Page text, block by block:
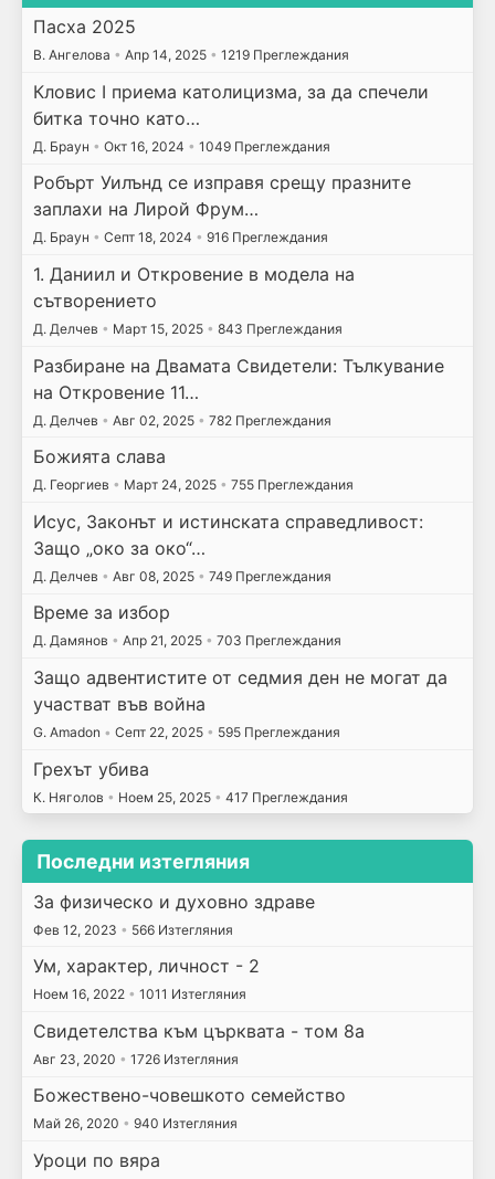
Пасха 2025
В. Ангелова • Апр 14, 2025 • 1219 Преглеждания
Кловис I приема католицизма, за да спечели
битка точно като…
Д. Браун • Окт 16, 2024 • 1049 Преглеждания
Робърт Уилънд се изправя срещу празните
заплахи на Лирой Фрум…
Д. Браун • Септ 18, 2024 • 916 Преглеждания
1. Даниил и Откровение в модела на
сътворението
Д. Делчев • Март 15, 2025 • 843 Преглеждания
Разбиране на Двамата Свидетели: Тълкувание
на Откровение 11…
Д. Делчев • Авг 02, 2025 • 782 Преглеждания
Божията слава
Д. Георгиев • Март 24, 2025 • 755 Преглеждания
Исус, Законът и истинската справедливост:
Защо „око за око“…
Д. Делчев • Авг 08, 2025 • 749 Преглеждания
Време за избор
Д. Дамянов • Апр 21, 2025 • 703 Преглеждания
Защо адвентистите от седмия ден не могат да
участват във война
G. Amadon • Септ 22, 2025 • 595 Преглеждания
Грехът убива
К. Няголов • Ноем 25, 2025 • 417 Преглеждания
Последни изтегляния
За физическо и духовно здраве
Фев 12, 2023 • 566 Изтегляния
Ум, характер, личност - 2
Ноем 16, 2022 • 1011 Изтегляния
Свидетелства към църквата - том 8а
Авг 23, 2020 • 1726 Изтегляния
Божествено-човешкото семейство
Май 26, 2020 • 940 Изтегляния
Уроци по вяра